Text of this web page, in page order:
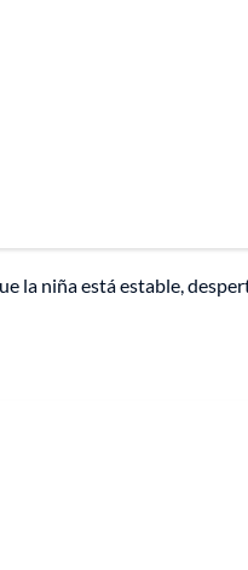
la niña está estable,